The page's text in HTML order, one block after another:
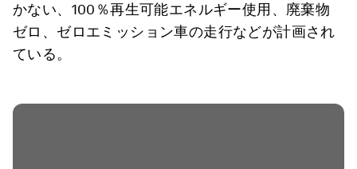
かない、100％再生可能エネルギー使用、廃棄物
ゼロ、ゼロエミッション車の走行などが計画され
ている。